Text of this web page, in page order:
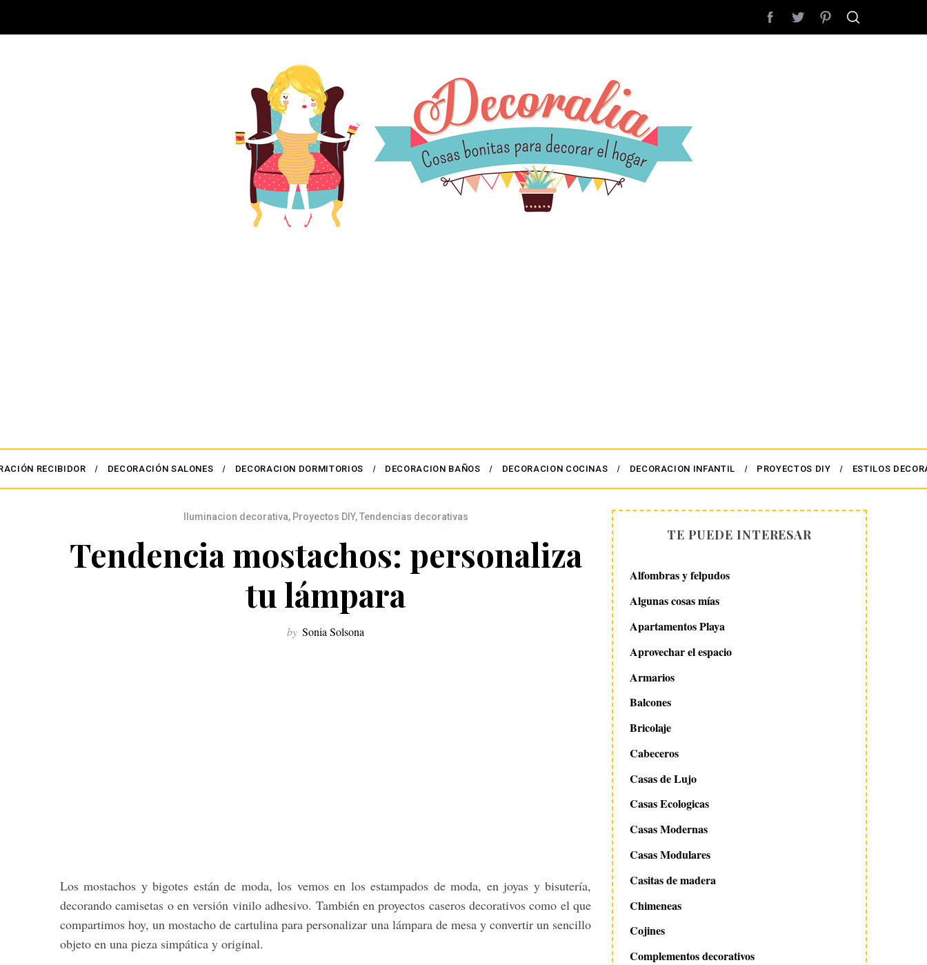
RECIBIDOR DECORACIÓN SALONES DECORACION DORMITORIOS DECORACION BAÑOS DECORACION COCINAS DECORACION INFANTIL PROYECTOS DIY ESTILOS
Iluminacion decorativa, Proyectos DIY,Tendencias decorativas
Tendencia mostachos: personaliza
tu lámpara
by Sonia Solsona
Los mostachos y bigotes están de moda, los vemos en los estampados de moda, en joyas y bisutería,
decorando camisetas o en versión vinilo adhesivo. También en proyectos caseros decorativos como el que
compartimos hoy, un mostacho de cartulina para personalizar una lámpara de mesa y convertir un sencillo
objeto en una pieza simpática y original.
TE PUEDE INTERESAR
Alfombras y felpudos
Algunas cosas mías
Apartamentos Playa
Aprovechar el espacio
Armarios
Balcones
Bricolaje
Cabeceros
Casas de Lujo
Casas Ecologicas
Casas Modernas
Casas Modulares
Casitas de madera
Chimeneas
Cojines
Complementos decorativos